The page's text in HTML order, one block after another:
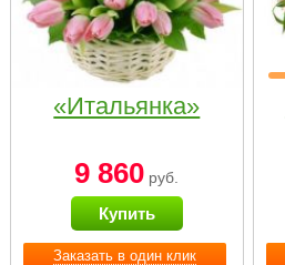
Заказать в один клик
«Итальянка»
9 860 руб.
Купить